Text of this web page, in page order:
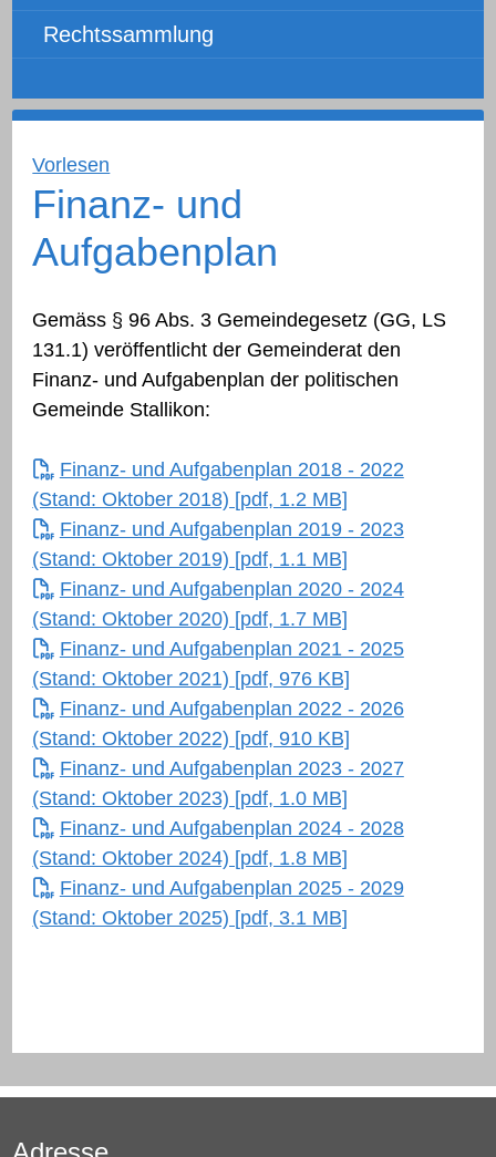
Rechtssammlung
Vorlesen
Finanz- und
Aufgabenplan
Gemäss § 96 Abs. 3 Gemeindegesetz (GG, LS
131.1) veröffentlicht der Gemeinderat den
Finanz- und Aufgabenplan der politischen
Gemeinde Stallikon:
Finanz- und Aufgabenplan 2018 - 2022
(Stand: Oktober 2018) [pdf, 1.2 MB]
Finanz- und Aufgabenplan 2019 - 2023
(Stand: Oktober 2019) [pdf, 1.1 MB]
Finanz- und Aufgabenplan 2020 - 2024
(Stand: Oktober 2020) [pdf, 1.7 MB]
Finanz- und Aufgabenplan 2021 - 2025
(Stand: Oktober 2021) [pdf, 976 KB]
Finanz- und Aufgabenplan 2022 - 2026
(Stand: Oktober 2022) [pdf, 910 KB]
Finanz- und Aufgabenplan 2023 - 2027
(Stand: Oktober 2023) [pdf, 1.0 MB]
Finanz- und Aufgabenplan 2024 - 2028
(Stand: Oktober 2024) [pdf, 1.8 MB]
Finanz- und Aufgabenplan 2025 - 2029
(Stand: Oktober 2025) [pdf, 3.1 MB]